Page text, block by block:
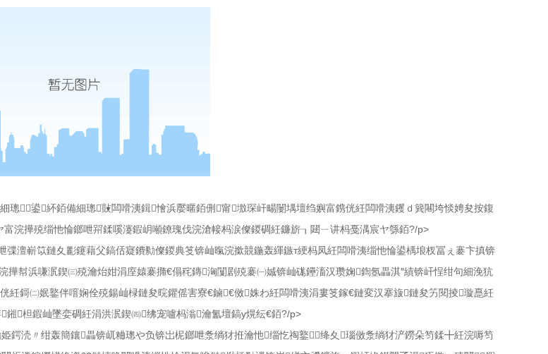
鍙紑銆備細璁敱闆嗗洟鍓懀浜嬮暱銆侀甯墽琛屽畼闄堣壇绉嬩富鎸侊紝闆嗗洟钁ｄ簨闀垮惔娉夋按鍑
浣撶殑缁忚惀鎯呭喌鍒嗘瀽鍜岄噸鐐瑰伐浣滄帹杩涙儏鍐碉紝鐮旂┒閮ㄧ讲杩戞湡宸ヤ綔銆?/p>
澶嶄笖鏈夊彲鑳藉父鎬佸寲鐨勬儏鍐典笅锛屾暣浣撳競鍦轰緷鏃т綆杩凤紝闆嗗洟缁忚惀鍙楀埌杈冨ぇ褰卞搷锛
幇浜嗛泦鍥㈢殑瀹炲姏涓庢媴褰撱€傝秺鏄洶闅剧殑褰㈠娍锛屾硥鑸滀汉瓒婅鍧氬畾淇″績锛屽悜绀句細浼犺
鎶㈡姄鐜伴噾娴佺殑鍚屾椂鏈夋晥鑺傜害寮€鏀€傚姝わ紝闆嗗洟涓婁笅鎵€鏈変汉搴旇鏈夋竻閱掕璇嗭紝
鎺柦鍜屾墜娈碉紝涓洪泦鍥㈣绋宠嚧杩滃瀹氳壇鎬у熀纭€銆?/p>
鍔涜〃绀轰簡鑲畾锛屼粬璁や负锛岀柅鎯呭洜绱犲拰瀹忚缁忔祹鐜绛夊瑙傚洜绱犲浐鐒朵笉鍒╋紝浣嗕笉